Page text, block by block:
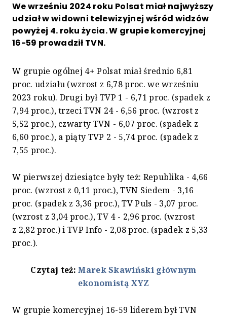
We wrześniu 2024 roku Polsat miał najwyższy
udział w widowni telewizyjnej wśród widzów
powyżej 4. roku życia. W grupie komercyjnej
16-59 prowadził TVN.
W grupie ogólnej 4+ Polsat miał średnio 6,81
proc. udziału (wzrost z 6,78 proc. we wrześniu
2023 roku). Drugi był TVP 1 - 6,71 proc. (spadek z
7,94 proc.), trzeci TVN 24 - 6,56 proc. (wzrost z
5,52 proc.), czwarty TVN - 6,07 proc. (spadek z
6,60 proc.), a piąty TVP 2 - 5,74 proc. (spadek z
7,55 proc.).
W pierwszej dziesiątce były też: Republika - 4,66
proc. (wzrost z 0,11 proc.), TVN Siedem - 3,16
proc. (spadek z 3,36 proc.), TV Puls - 3,07 proc.
(wzrost z 3,04 proc.), TV 4 - 2,96 proc. (wzrost
z 2,82 proc.) i TVP Info - 2,08 proc. (spadek z 5,33
proc.).
Czytaj też:Marek Skawiński głównym
ekonomistą XYZ
W grupie komercyjnej 16-59 liderem był TVN